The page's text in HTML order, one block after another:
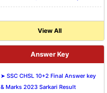
View All
Answer Key
➤ SSC CHSL 10+2 Final Answer key
& Marks 2023 Sarkari Result